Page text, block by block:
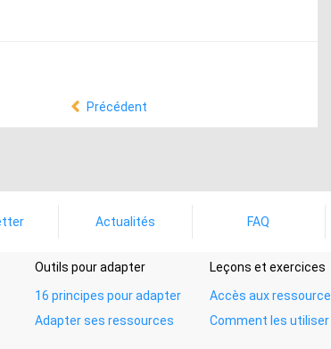
Précédent
Actualités FAQ
Outils pour adapter
16 principes pour adapter
Adapter ses ressources
Leçons et exercices
Accès aux
Comment les utiliser